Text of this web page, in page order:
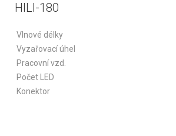
HILI-180
Vlnové délky
Vyzařovací úhel
Pracovní vzd.
Počet LED
Konektor